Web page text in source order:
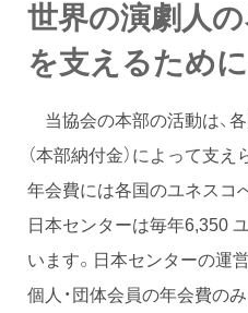
世界の演劇人
を支えるために
当協会の本部の活動は、
（本部納付金）によって支
年会費には各国のユネスコ
日本センターは毎年6,350
います。日本センターの運
個人・団体会員の年会費の